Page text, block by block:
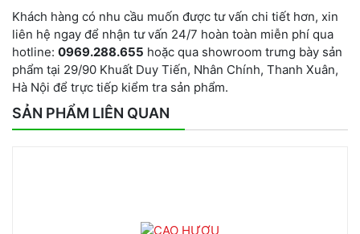
Khách hàng có nhu cầu muốn được tư vấn chi tiết hơn, xin
liên hệ ngay để nhận tư vấn 24/7 hoàn toàn miễn phí qua
hotline: 0969.288.655 hoặc qua showroom trưng bày sản
phẩm tại 29/90 Khuất Duy Tiến, Nhân Chính, Thanh Xuân,
Hà Nội để trực tiếp kiểm tra sản phẩm.
SẢN PHẨM LIÊN QUAN